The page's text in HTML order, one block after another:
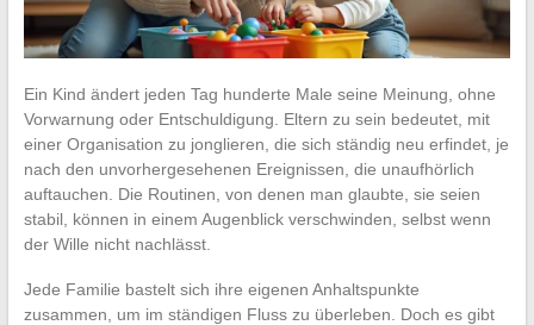
Ein Kind ändert jeden Tag hunderte Male seine Meinung, ohne
Vorwarnung oder Entschuldigung. Eltern zu sein bedeutet, mit
einer Organisation zu jonglieren, die sich ständig neu erfindet, je
nach den unvorhergesehenen Ereignissen, die unaufhörlich
auftauchen. Die Routinen, von denen man glaubte, sie seien
stabil, können in einem Augenblick verschwinden, selbst wenn
der Wille nicht nachlässt.
Jede Familie bastelt sich ihre eigenen Anhaltspunkte
zusammen, um im ständigen Fluss zu überleben. Doch es gibt